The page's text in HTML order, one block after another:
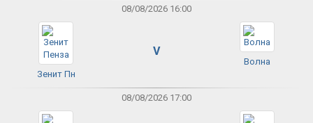
08/08/2026 16:00
Зенит Пн
V
Волна
08/08/2026 17:00